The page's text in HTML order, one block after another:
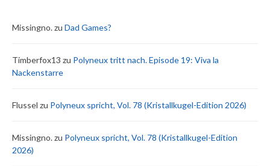
Missingno.zu Dad Games?
Timberfox13 zu Polyneux tritt nach. Episode 19: Viva la
Nackenstarre
Flussel zu Polyneux spricht, Vol. 78 (Kristallkugel-Edition 2026)
Missingno.zu Polyneux spricht, Vol. 78 (Kristallkugel-Edition
2026)